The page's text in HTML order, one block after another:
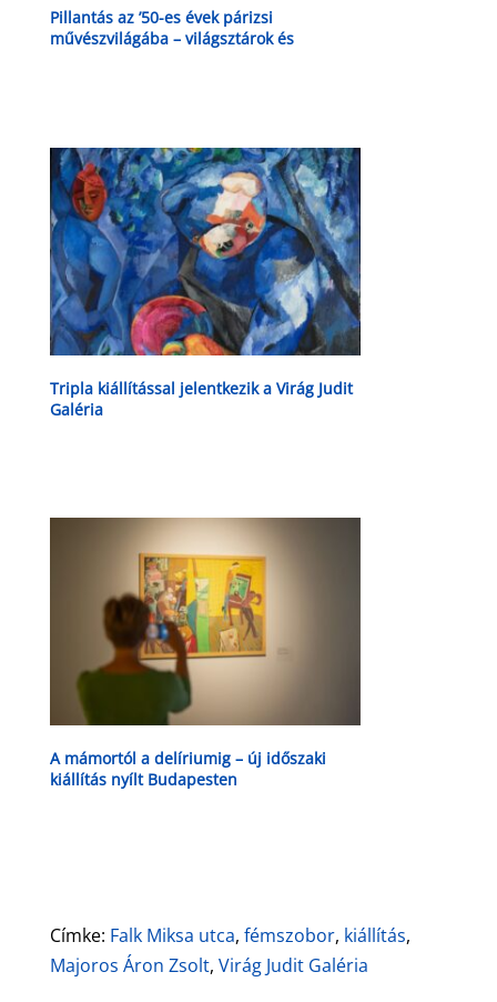
Pillantás az ’50-es évek párizsi
művészvilágába – világsztárok és
Tripla kiállítással jelentkezik a Virág Judit
Galéria
A mámortól a delíriumig – új időszaki
kiállítás nyílt Budapesten
Címke: Falk Miksa utca, fémszobor, kiállítás,
Majoros Áron Zsolt, Virág Judit Galéria